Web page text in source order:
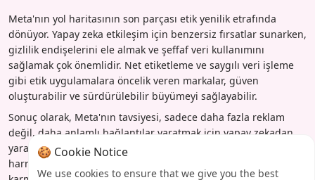
Meta'nın yol haritasının son parçası etik yenilik etrafında
dönüyor. Yapay zeka etkileşim için benzersiz fırsatlar sunarken,
gizlilik endişelerini ele almak ve şeffaf veri kullanımını
sağlamak çok önemlidir. Net etiketleme ve saygılı veri işleme
gibi etik uygulamalara öncelik veren markalar, güven
oluşturabilir ve sürdürülebilir büyümeyi sağlayabilir.
Sonuç olarak, Meta'nın tavsiyesi, sadece daha fazla reklam
değil, daha anlamlı bağlantılar yaratmak için yapay zekadan
yararlanmakla ilgilidir. Teknolojik beceriyi insan içgörüsüyle
harmanlayarak, reklamverenler modern pazarlamanın
🍪 Cookie Notice
We use cookies to ensure that we give you the best